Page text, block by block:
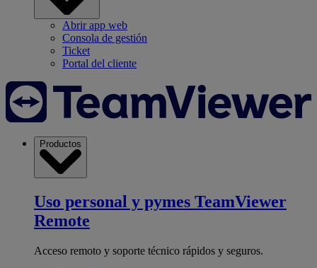
Abrir app web
Consola de gestión
Ticket
Portal del cliente
Productos
Uso personal y pymes TeamViewer
Remote
Acceso remoto y soporte técnico rápidos y seguros.